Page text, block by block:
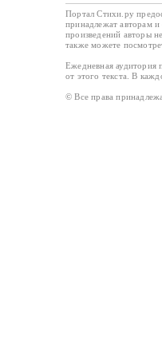
Портал Стихи.ру
принадлежат авторам и
произведений авторы
также можете
Ежедневная аудитория
от этого текста. В
© Все права